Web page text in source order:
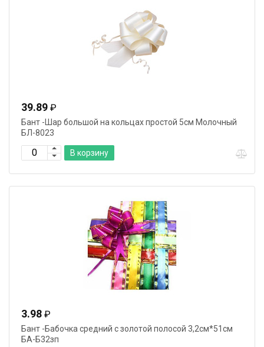
39.89 ₽
Бант -Шар большой на кольцах простой 5см Молочный
БЛ-8023
В корзину
3.98 ₽
Бант -Бабочка средний с золотой полосой 3,2см*51см
БА-Б32зп